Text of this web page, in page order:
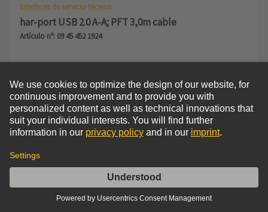
Interfaces de servicio técnico
har-port USB 2.0 A-A; PFT 3,0m cable
Artículo nº: 09 45 452 1924
USB 2.0 Longitud de cable: 3 m
Tipo de conexión: Clavija tipo A - conector tipo A
Ordenar por Filters